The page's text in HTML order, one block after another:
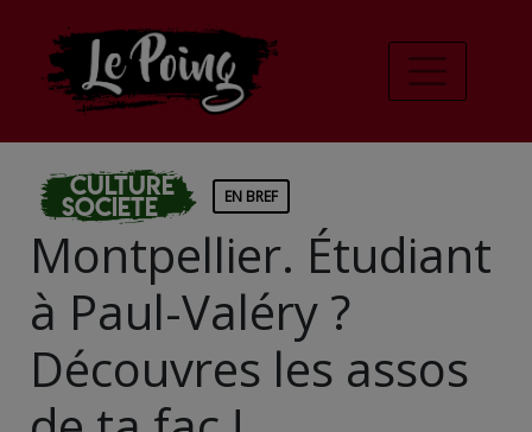
Culture
Societe EN BREF
Montpellier. Étudiant
à Paul-Valéry ?
Découvres les assos